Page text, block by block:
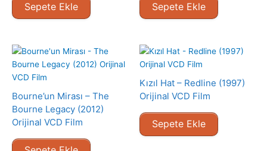
Sepete Ekle Sepete Ekle
Bourne’un Mirası – The
Bourne Legacy (2012)
Orijinal VCD Film
Kızıl Hat – Redline (1997)
Orijinal VCD Film
Sepete Ekle